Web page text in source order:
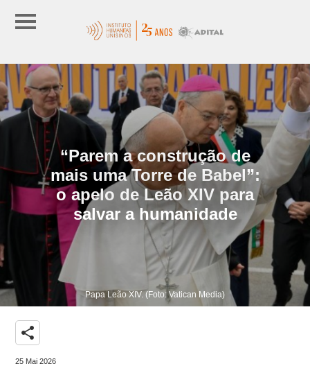
“Parem a construção de
mais uma Torre de Babel”:
o apelo de Leão XIV para
salvar a humanidade
Papa Leão XIV. (Foto: Vatican Media)
share
25 Mai 2026